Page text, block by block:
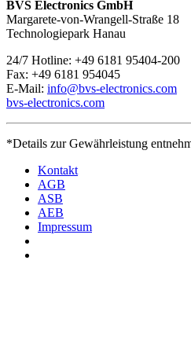
95404-200.
BVS Electronics GmbH
Margarete-von-Wrangell-Straße 18
Technologiepark Hanau
24/7 Hotline: +49 6181 95404-200
Fax: +49 6181 954045
E-Mail: info@bvs-electronics.com
bvs-electronics.com
*Details zur Gewährleistung
Kontakt
AGB
ASB
AEB
Impressum